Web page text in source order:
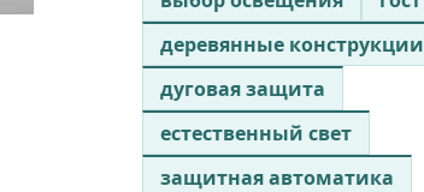
деревянные конструкции
дуговая защита
естественный свет
защитная автоматика